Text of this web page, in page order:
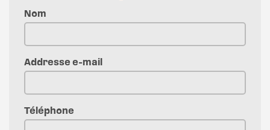
Nom
Addresse e-mail
Téléphone